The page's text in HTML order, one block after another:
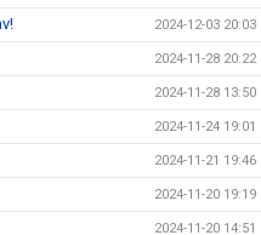
2024-12-03 20:03
2024-11-28 20:22
2024-11-28 13:50
2024-11-24 19:01
2024-11-21 19:46
2024-11-20 19:19
2024-11-20 14:51